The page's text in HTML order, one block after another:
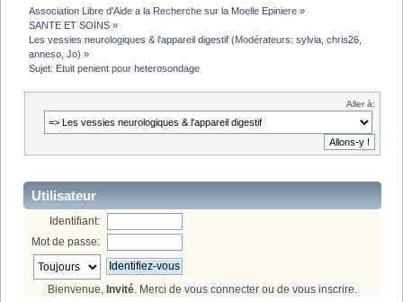
Association Libre d'Aide a la Recherche sur la Moelle Epiniere »
SANTE ET SOINS »
Les vessies neurologiques & l'appareil digestif (Modérateurs:sylvia ,chris26
anneso ,Jo) »
Sujet: Etuit penient pour heterosondage
Aller à:
Utilisateur
Identifiant:
Mot de passe:
Bienvenue, Invité. Merci de vous connecter ou de vous inscrire.